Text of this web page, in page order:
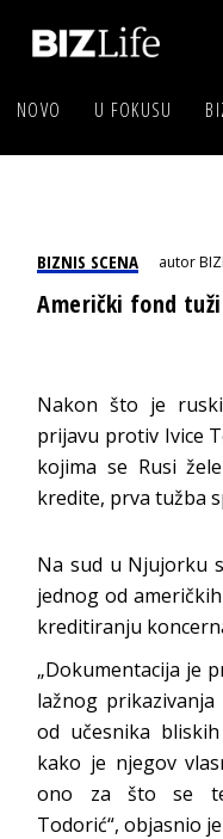
NOVO U FOKUSU
BIZNIS SCENA autor
Američki fond
Nakon što je
prijavu protiv Ivice
kojima se Rusi
kredite, prva tužba
Na sud u Njujorku
jednog od
kreditiranju
„Dokumentacija je
lažnog
od učesnika
kako je njegov
ono za što se
Todorić“, objasnio